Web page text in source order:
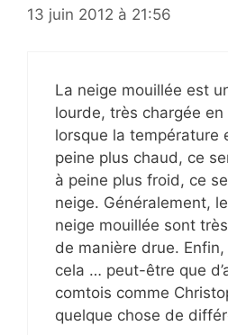
13 juin 2012 à 21:56
La neige mouillée est
lourde, très chargée
lorsque la température
peine plus chaud, ce
à peine plus froid, ce
neige. Généralement,
neige mouillée sont
de manière drue. Enfin,
cela … peut-être que
comtois comme
quelque chose de